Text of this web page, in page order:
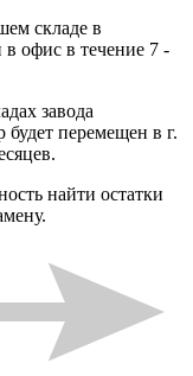
складе в
офис в течение 7 -
завода
будет перемещен в г.
.
найти остатки